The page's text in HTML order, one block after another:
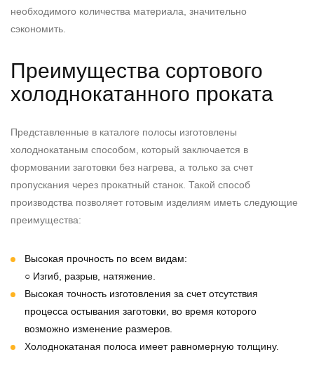
необходимого количества материала, значительно
сэкономить.
Преимущества сортового
холоднокатанного проката
Представленные в каталоге полосы изготовлены
холоднокатаным способом, который заключается в
формовании заготовки без нагрева, а только за счет
пропускания через прокатный станок. Такой способ
производства позволяет готовым изделиям иметь следующие
преимущества:
Высокая прочность по всем видам:
○ Изгиб, разрыв, натяжение.
Высокая точность изготовления за счет отсутствия
процесса остывания заготовки, во время которого
возможно изменение размеров.
Холоднокатаная полоса имеет равномерную толщину.